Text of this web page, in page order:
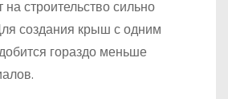
строительство сильно
создания крыш с одним
гораздо меньше